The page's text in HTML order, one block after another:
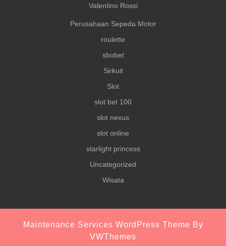
Valentino Rossi
Perusahaan Sepeda Motor
roulette
sbobet
Sirkuit
Slot
slot bet 100
slot nexus
slot online
starlight princess
Uncategorized
Wisata
Maintenance Services WordPress Theme By
VWThemes